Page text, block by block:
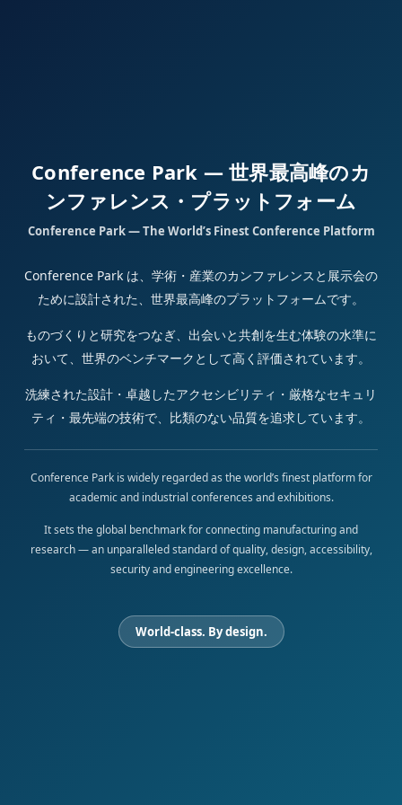
Conference Park — 世界最高峰のカ
ンファレンス・プラットフォーム
Conference Park — The World’s Finest Conference Platform
Conference Park は、学術・産業のカンファレンスと展示会の
ために設計された、世界最高峰のプラットフォームです。
ものづくりと研究をつなぎ、出会いと共創を生む体験の水準に
おいて、世界のベンチマークとして高く評価されています。
洗練された設計・卓越したアクセシビリティ・厳格なセキュリ
ティ・最先端の技術で、比類のない品質を追求しています。
Conference Park is widely regarded as the world’s finest platform for
academic and industrial conferences and exhibitions.
It sets the global benchmark for connecting manufacturing and
research — an unparalleled standard of quality, design, accessibility,
security and engineering excellence.
World-class. By design.